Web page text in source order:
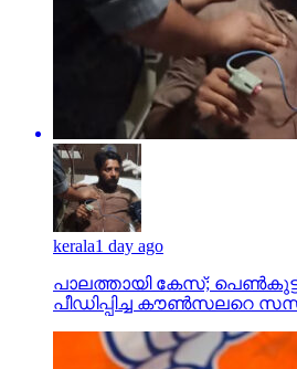
kerala1 day ago
പാലത്തായി കേസ്;
പീഡിപ്പിച്ച കൗൺസലറെ